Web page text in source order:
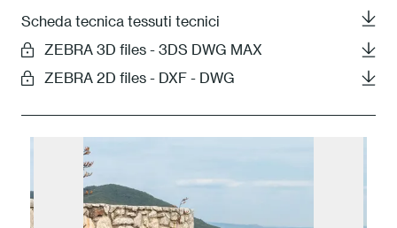
Scheda tecnica tessuti tecnici
ZEBRA 3D files - 3DS DWG MAX
ZEBRA 2D files - DXF - DWG